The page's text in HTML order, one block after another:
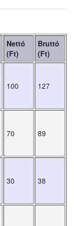
Nettó
(Ft)
Bruttó
(Ft)
100 127
70 89
30 38